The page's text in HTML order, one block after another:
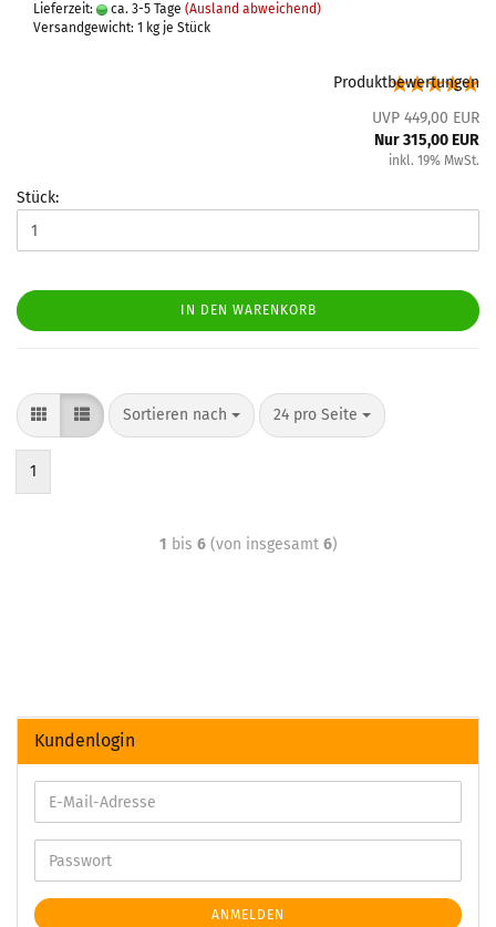
Lieferzeit:
ca. 3-5 Tage (Ausland abweichend)
Versandgewicht: 1 kg je Stück
Produktbewertungen
UVP 449,00 EUR
Nur 315,00 EUR
inkl. 19% MwSt.
Stück:
IN DEN WARENKORB
Sortieren nach 24 pro Seite
1
1 bis 6(von insgesamt 6)
Kundenlogin
ANMELDEN